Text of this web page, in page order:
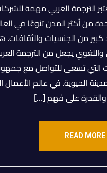
الترجمة العربي مهمة
من أكثر المدن تنوعًا في
من الجنسيات والثقافات.
واللغوي يجعل من الترجمة
التي تسعى للتواصل مع
الحيوية. في عالم الأعمال
والقدرة على فهم […]
READ MORE